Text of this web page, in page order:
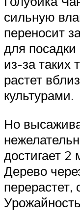
сильную
переносит
для
из-за таких
растет
культурами.
Но
достигает 2
Дерево
перерастет,